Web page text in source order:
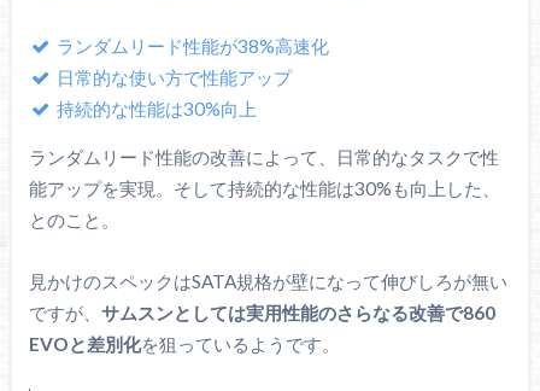
ランダムリード性能が38%高速化
日常的な使い方で性能アップ
持続的な性能は30%向上
ランダムリード性能の改善によって、日常的なタスクで性
能アップを実現。そして持続的な性能は30%も向上した、
とのこと。
見かけのスペックはSATA規格が壁になって伸びしろが無い
ですが、 サムスンとしては実用性能のさらなる改善で860
EVOと差別化を狙っているようです。